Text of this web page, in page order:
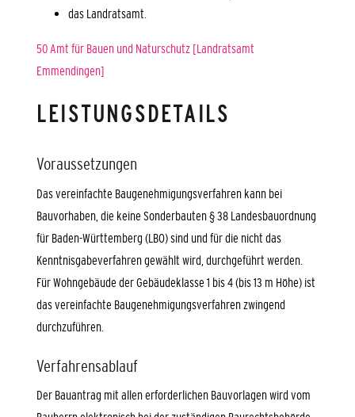
das Landratsamt.
50 Amt für Bauen und Naturschutz [Landratsamt
Emmendingen]
LEISTUNGSDETAILS
Voraussetzungen
Das vereinfachte Baugenehmigungsverfahren kann bei
Bauvorhaben, die keine Sonderbauten § 38 Landesbauordnung
für Baden-Württemberg (LBO) sind und für die nicht das
Kenntnisgabeverfahren gewählt wird, durchgeführt werden.
Für Wohngebäude der Gebäudeklasse 1 bis 4 (bis 13 m Höhe) ist
das vereinfachte Baugenehmigungsverfahren zwingend
durchzuführen.
Verfahrensablauf
Der Bauantrag mit allen erforderlichen Bauvorlagen wird vom